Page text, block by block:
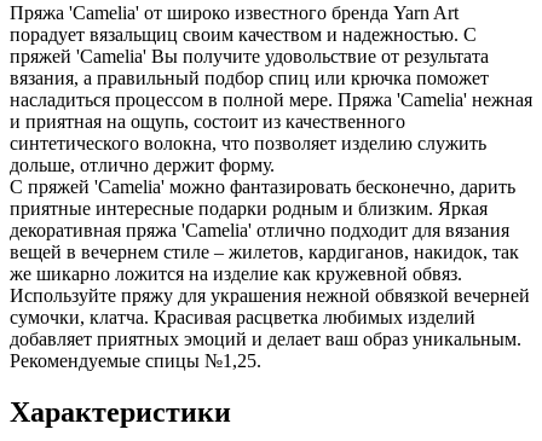
Пряжа 'Camelia' от широко известного бренда Yarn Art
порадует вязальщиц своим качеством и надежностью. С
пряжей 'Camelia' Вы получите удовольствие от результата
вязания, а правильный подбор спиц или крючка поможет
насладиться процессом в полной мере. Пряжа 'Camelia' нежная
и приятная на ощупь, состоит из качественного
синтетического волокна, что позволяет изделию служить
дольше, отлично держит форму.
С пряжей 'Camelia' можно фантазировать бесконечно, дарить
приятные интересные подарки родным и близким. Яркая
декоративная пряжа 'Camelia' отлично подходит для вязания
вещей в вечернем стиле – жилетов, кардиганов, накидок, так
же шикарно ложится на изделие как кружевной обвяз.
Используйте пряжу для украшения нежной обвязкой вечерней
сумочки, клатча. Красивая расцветка любимых изделий
добавляет приятных эмоций и делает ваш образ уникальным.
Рекомендуемые спицы №1,25.
Характеристики